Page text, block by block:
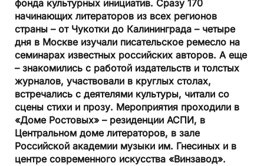
фонда культурных инициатив. Сразу 170
начинающих литераторов из всех регионов
страны – от Чукотки до Калининграда – четыре
дня в Москве изучали писательское ремесло на
семинарах известных российских авторов. А еще
– знакомились с работой издательств и толстых
журналов, участвовали в круглых столах,
встречались с деятелями культуры, читали со
сцены стихи и прозу. Мероприятия проходили в
«Доме Ростовых» – резиденции АСПИ, в
Центральном доме литераторов, в зале
Российской академии музыки им. Гнесиных и в
центре современного искусства «Винзавод».